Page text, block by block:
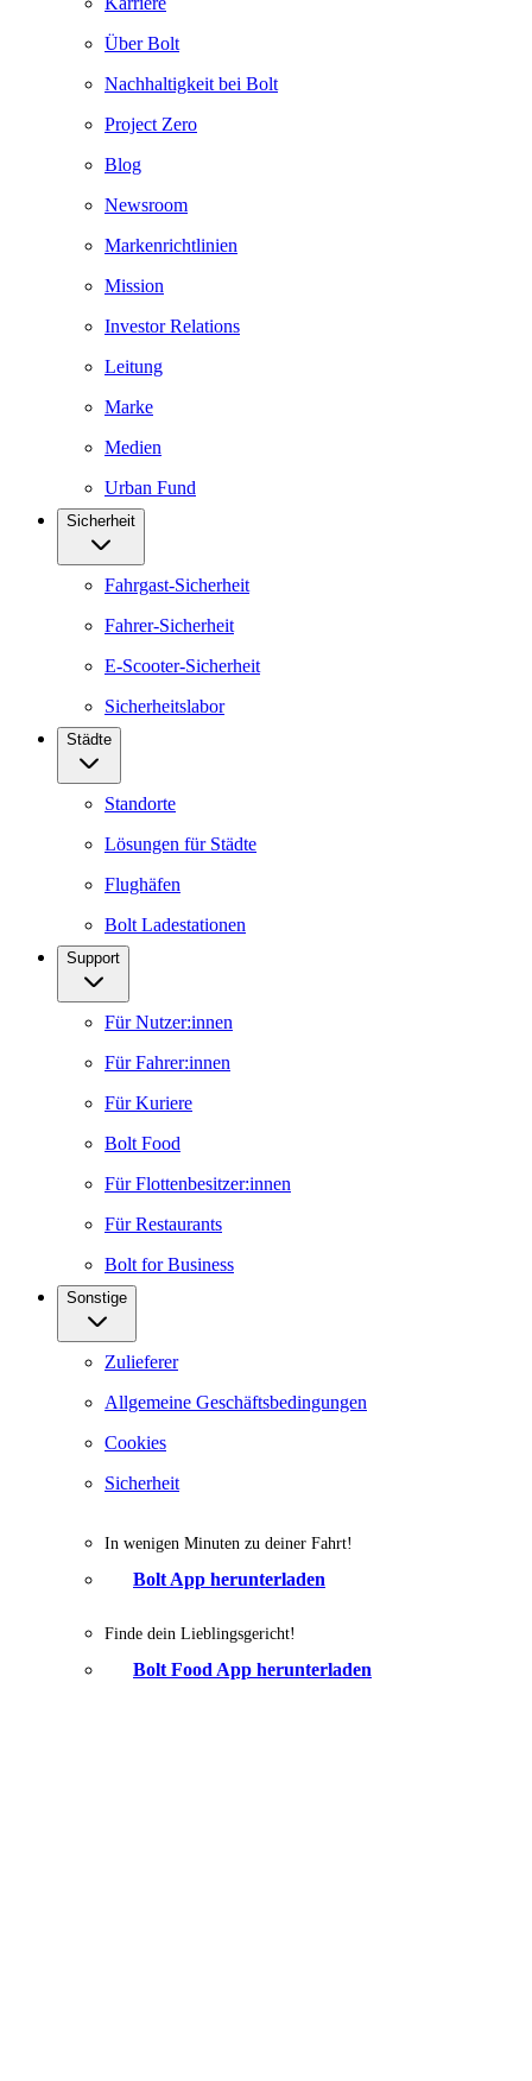
Über Bolt
Nachhaltigkeit bei Bolt
Project Zero
Blog
Newsroom
Markenrichtlinien
Mission
Investor Relations
Leitung
Marke
Medien
Urban Fund
Sicherheit
Fahrgast-Sicherheit
Fahrer-Sicherheit
E-Scooter-Sicherheit
Sicherheitslabor
Städte
Standorte
Lösungen für Städte
Flughäfen
Bolt Ladestationen
Support
Für Nutzer:innen
Für Fahrer:innen
Für Kuriere
Bolt Food
Für Flottenbesitzer:innen
Für Restaurants
Bolt for Business
Sonstige
Zulieferer
Allgemeine Geschäftsbedingungen
Cookies
Sicherheit
In wenigen Minuten zu deiner Fahrt!
Bolt App herunterladen
Finde dein Lieblingsgericht!
Bolt Food App herunterladen